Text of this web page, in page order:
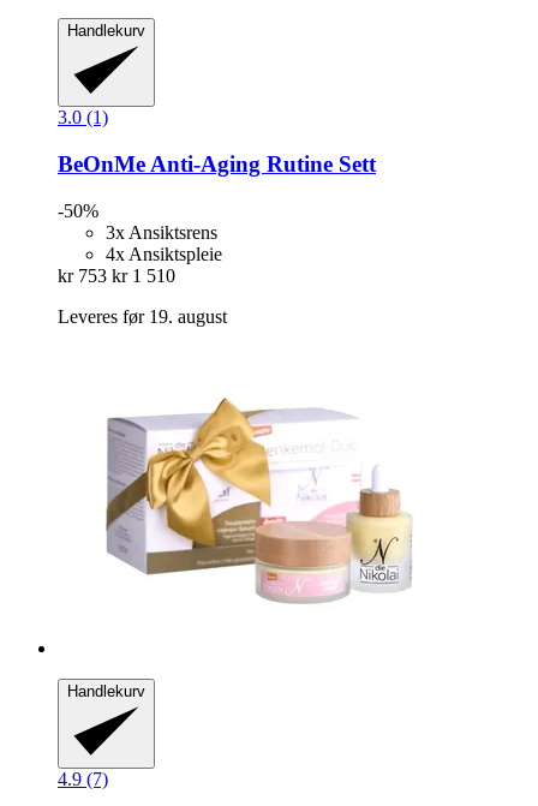
Handlekurv
3.0 (1)
BeOnMe Anti-​Aging Rutine Sett
-50%
3x Ansiktsrens
4x Ansiktspleie
kr 753 kr 1 510
Leveres før 19. august
Handlekurv
4.9 (7)